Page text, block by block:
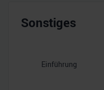
Sonstiges
Einführung